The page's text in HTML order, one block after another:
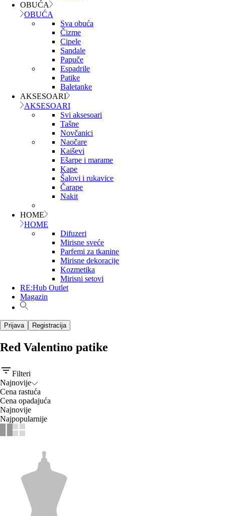
OBUĆA
OBUĆA
Sva obuća
Čizme
Cipele
Sandale
Papuče
Espadrile
Patike
Baletanke
AKSESOARI
AKSESOARI
Svi aksesoari
Tašne
Novčanici
Naočare
Kaiševi
Ešarpe i marame
Kape
Šalovi i rukavice
Čarape
Nakit
HOME
HOME
Difuzeri
Mirisne sveće
Parfemi za tkanine
Mirisne dekoracije
Kozmetika
Mirisni setovi
RE:Hub Outlet
Magazin
Prijava Registracija
Red Valentino patike
Filteri
Najnovije
Cena rastuća
Cena opadajuća
Najnovije
Najpopularnije